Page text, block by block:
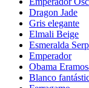
Dragon Jade
Gris elegante
Elmali Beige
Esmeralda
Emperador
Obama
Blanco